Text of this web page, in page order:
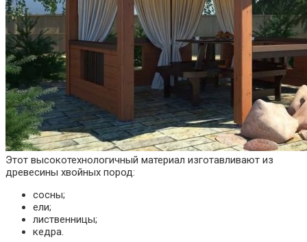
Этот высокотехнологичный материал изготавливают из
древесины хвойных пород:
сосны;
ели;
лиственницы;
кедра.